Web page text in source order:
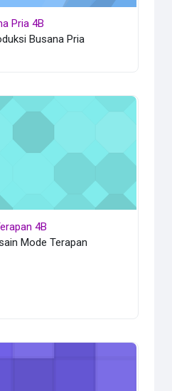
Pria 4B
Busana Pria
4B
4B
Mode Terapan